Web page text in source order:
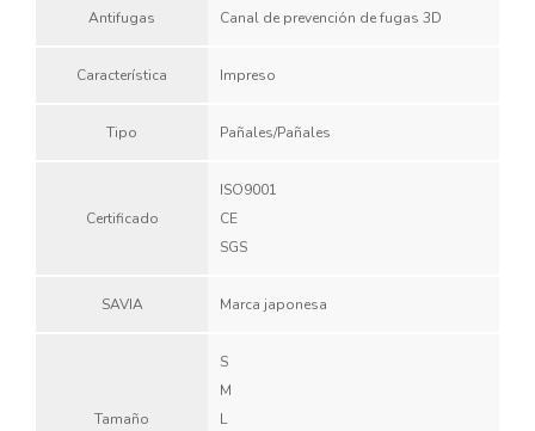
Antifugas Canal de prevención de fugas 3D
Característica Impreso
Tipo Pañales/Pañales
Certificado
ISO9001
CE
SGS
SAVIA Marca japonesa
Tamaño
S
M
L